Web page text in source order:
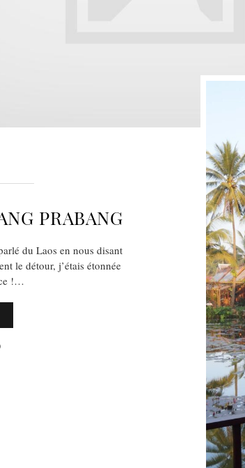
PRABANG
du Laos en nous disant
le détour, j’étais étonnée
!…